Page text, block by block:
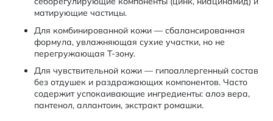
матирующие частицы.
Для комбинированной кожи — сбалансированная
формула, увлажняющая сухие участки, но не
перегружающая Т-зону.
Для чувствительной кожи — гипоаллергенный состав
без отдушек и раздражающих компонентов. Часто
содержит успокаивающие ингредиенты: алоэ вера,
пантенол, аллантоин, экстракт ромашки.